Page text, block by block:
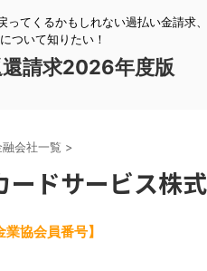
ってくるかもしれない過払い金請求
ついて知りたい！
請求2026年度版
融会社一覧 >
ードサービス株
業協会員番号】